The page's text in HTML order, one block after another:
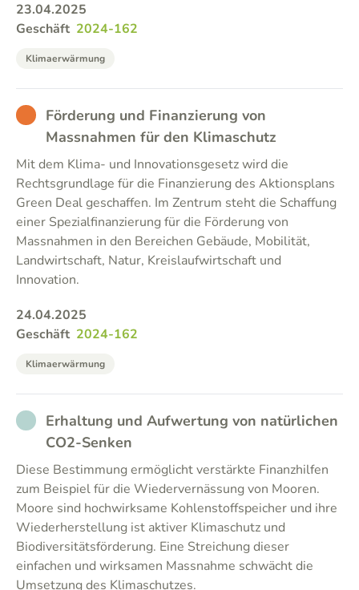
23.04.2025
Geschäft 2024-162
Klimaerwärmung
BAD Förderung und Finanzierung von
Massnahmen für den Klimaschutz
Mit dem Klima- und Innovationsgesetz wird die
Rechtsgrundlage für die Finanzierung des Aktionsplans
Green Deal geschaffen. Im Zentrum steht die Schaffung
einer Spezialfinanzierung für die Förderung von
Massnahmen in den Bereichen Gebäude, Mobilität,
Landwirtschaft, Natur, Kreislaufwirtschaft und
Innovation.
24.04.2025
Geschäft 2024-162
Klimaerwärmung
NOT_PARTICIPATED
Erhaltung und Aufwertung von natürlichen
CO2-Senken
Diese Bestimmung ermöglicht verstärkte Finanzhilfen
zum Beispiel für die Wiedervernässung von Mooren.
Moore sind hochwirksame Kohlenstoffspeicher und ihre
Wiederherstellung ist aktiver Klimaschutz und
Biodiversitätsförderung. Eine Streichung dieser
einfachen und wirksamen Massnahme schwächt die
Umsetzung des Klimaschutzes.